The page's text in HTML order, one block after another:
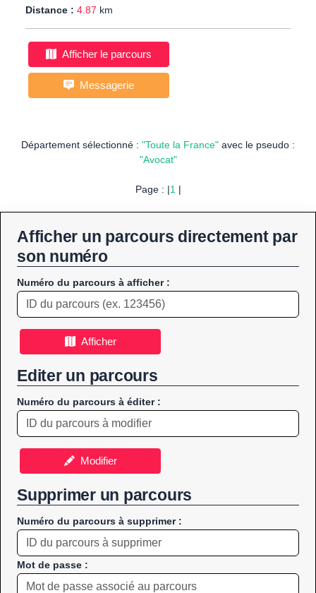
Distance : 4.87 km
Afficher le parcours
Messagerie
Département sélectionné : "Toute la France" avec le pseudo :
"Avocat"
Page : |1|
Afficher un parcours directement par
son numéro
Numéro du parcours à afficher :
Afficher
Editer un parcours
Numéro du parcours à éditer :
Modifier
Supprimer un parcours
Numéro du parcours à supprimer :
Mot de passe :